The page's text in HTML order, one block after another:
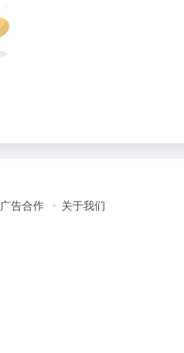
广告合作 关于我们